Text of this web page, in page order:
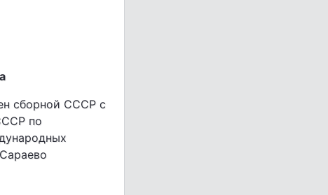
сборной СССР с
по